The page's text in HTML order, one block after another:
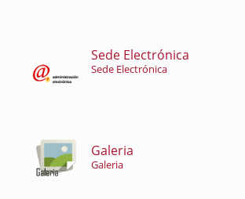
Sede Electrónica
Sede Electrónica
Galeria
Galeria